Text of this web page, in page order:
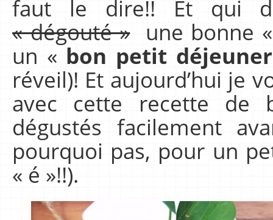
faut le dire!! Et qui
« dégouté »une bonne
un « bon petit déjeuner
réveil)! Et aujourd’hui je
avec cette recette de
dégustés facilement
pourquoi pas, pour un
« é »!!).